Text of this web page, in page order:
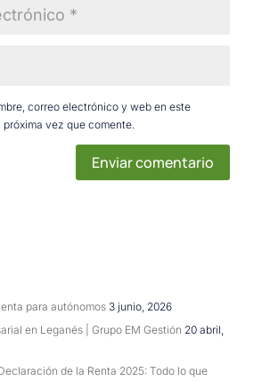
correo electrónico y web en este
vez que comente.
para autónomos 3 junio, 2026
en Leganés | Grupo EM Gestión 20 abril,
de la Renta 2025: Todo lo que